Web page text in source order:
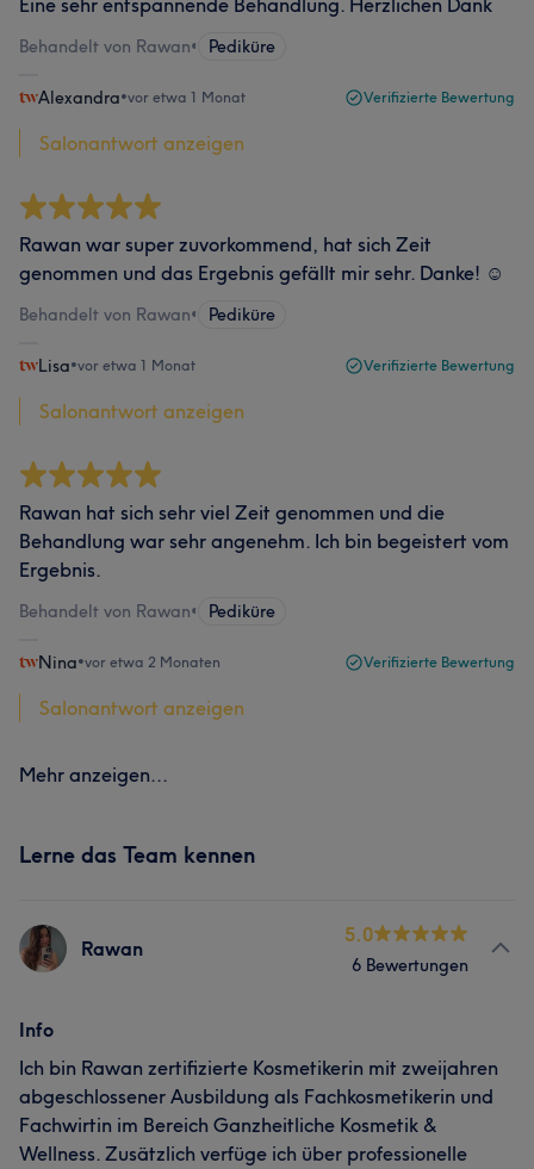
Eine sehr entspannende Behandlung. Herzlichen Dank
Behandelt von Rawan• Pediküre
Alexandra•vor etwa 1 Monat Verifizierte Bewertung
Salonantwort anzeigen
Rawan war super zuvorkommend, hat sich Zeit
genommen und das Ergebnis gefällt mir sehr. Danke! ☺️
Behandelt von Rawan• Pediküre
Lisa•vor etwa 1 Monat Verifizierte Bewertung
Salonantwort anzeigen
Rawan hat sich sehr viel Zeit genommen und die
Behandlung war sehr angenehm. Ich bin begeistert vom
Ergebnis.
Behandelt von Rawan• Pediküre
Nina•vor etwa 2 Monaten Verifizierte Bewertung
Salonantwort anzeigen
Mehr anzeigen...
Lerne das Team kennen
Rawan
5.0
6 Bewertungen
Info
Ich bin Rawan zertifizierte Kosmetikerin mit zweijahren
abgeschlossener Ausbildung als Fachkosmetikerin und
Fachwirtin im Bereich Ganzheitliche Kosmetik &
Wellness. Zusätzlich verfüge ich über professionelle